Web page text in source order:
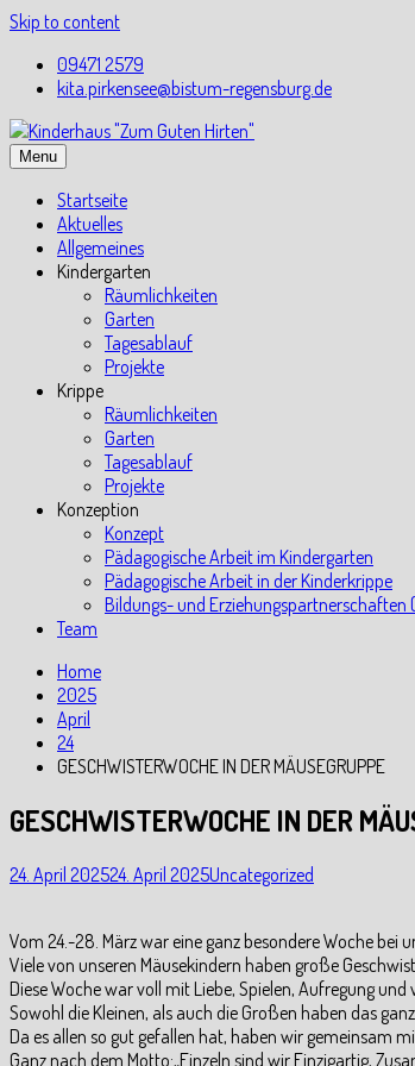
Skip to content
09471 2579
kita.pirkensee@bistum-regensburg.de
Menu
Startseite
Aktuelles
Allgemeines
Kindergarten
Räumlichkeiten
Garten
Tagesablauf
Projekte
Krippe
Räumlichkeiten
Garten
Tagesablauf
Projekte
Konzeption
Konzept
Pädagogische Arbeit im Kindergarten
Pädagogische Arbeit in der Kinderkrippe
Bildungs- und Erziehungspartnerschaften
Team
Home
2025
April
24
GESCHWISTERWOCHE IN DER MÄUSEGRUPPE
GESCHWISTERWOCHE IN DER
24. April 202524. April 2025Uncategorized
Vom 24.-28. März war eine ganz besondere Woche bei
Viele von unseren Mäusekindern haben große
Diese Woche war voll mit Liebe, Spielen, Aufregung und
Sowohl die Kleinen, als auch die Großen haben das
Da es allen so gut gefallen hat, haben wir gemeinsam
Ganz nach dem Motto:„Einzeln sind wir Einzigartig,